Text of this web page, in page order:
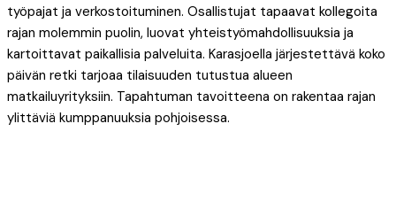
työpajat ja verkostoituminen. Osallistujat tapaavat kollegoita
rajan molemmin puolin, luovat yhteistyömahdollisuuksia ja
kartoittavat paikallisia palveluita. Karasjoella järjestettävä koko
päivän retki tarjoaa tilaisuuden tutustua alueen
matkailuyrityksiin. Tapahtuman tavoitteena on rakentaa rajan
ylittäviä kumppanuuksia pohjoisessa.